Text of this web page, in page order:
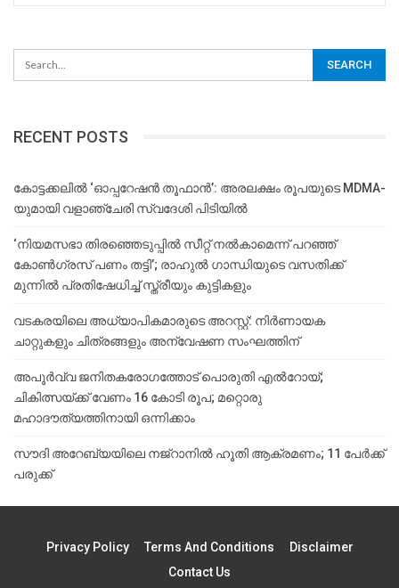
RECENT POSTS
കോട്ടക്കലിൽ ‘ഓപ്പറേഷൻ തൂഫാൻ’: അരലക്ഷം രൂപയുടെ MDMA-
യുമായി വളാഞ്ചേരി സ്വദേശി പിടിയിൽ
‘നിയമസഭാ തിരഞ്ഞെടുപ്പിൽ സീറ്റ് നൽകാമെന്ന് പറഞ്ഞ്
കോൺഗ്രസ് പണം തട്ടി’; രാഹുൽ ഗാന്ധിയുടെ വസതിക്ക്
മുന്നിൽ പ്രതിഷേധിച്ച് സ്ത്രീയും കുട്ടികളും
വടകരയിലെ അധ്യാപികമാരുടെ അറസ്റ്റ്: നിർണായക
ചാറ്റുകളും ചിത്രങ്ങളും അന്വേഷണ സംഘത്തിന്
അപൂര്‍വ്വ ജനിതകരോഗത്തോട് പൊരുതി എല്‍റോയ്;
ചികിത്സയ്ക്ക് വേണം 16 കോടി രൂപ; മറ്റൊരു
മഹാദൗത്യത്തിനായി ഒന്നിക്കാം
സൗദി അറേബ്യയിലെ നജ്‌റാനില്‍ ഹൂതി ആക്രമണം; 11 പേര്‍ക്ക്
പരുക്ക്
Privacy Policy Terms And Conditions
Disclaimer
Contact Us